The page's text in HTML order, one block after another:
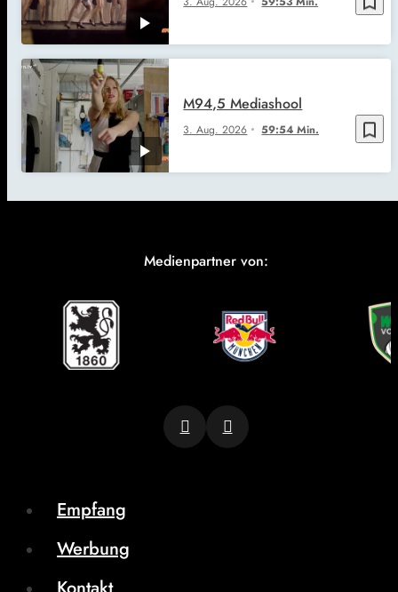
bookmark_border
3. Aug. 2026 59:54 Min.
M94,5 Mediashool
Medienpartner von:
Empfang
Werbung